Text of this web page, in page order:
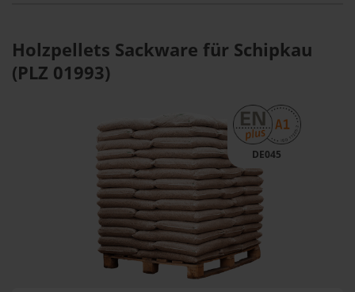
Holzpellets Sackware für Schipkau
(PLZ 01993)
DE045